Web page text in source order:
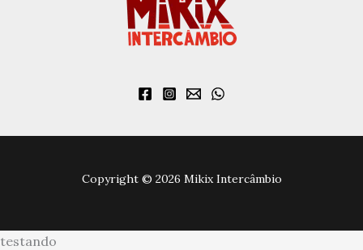
Copyright © 2026 Mikix Intercâmbio
testando